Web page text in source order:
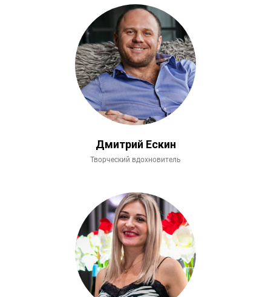
Дмитрий Ескин
Творческий вдохновитель